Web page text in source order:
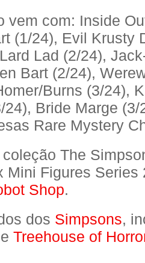
vem com: Inside
(1/24), Evil Krusty
Lad (2/24),
Bart (2/24),
Burns (3/24),
Bride Marge (3/
Rare Mystery
The
Mini Figures Series
Shop.
dos Simpsons,
Treehouse of